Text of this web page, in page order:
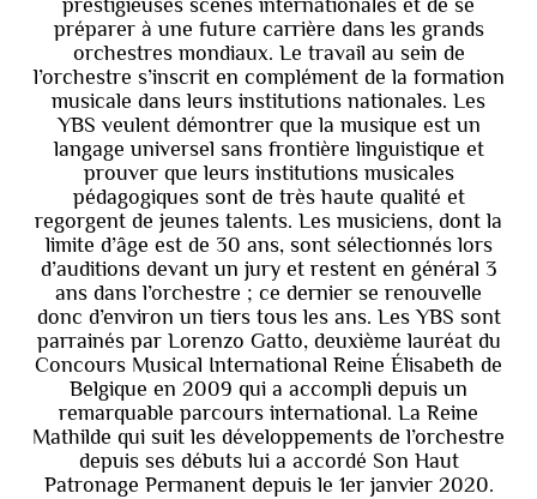
prestigieuses scènes internationales et de se
préparer à une future carrière dans les grands
orchestres mondiaux. Le travail au sein de
l’orchestre s’inscrit en complément de la formation
musicale dans leurs institutions nationales. Les
YBS veulent démontrer que la musique est un
langage universel sans frontière linguistique et
prouver que leurs institutions musicales
pédagogiques sont de très haute qualité et
regorgent de jeunes talents. Les musiciens, dont la
limite d’âge est de 30 ans, sont sélectionnés lors
d’auditions devant un jury et restent en général 3
ans dans l’orchestre ; ce dernier se renouvelle
donc d’environ un tiers tous les ans. Les YBS sont
parrainés par Lorenzo Gatto, deuxième lauréat du
Concours Musical International Reine Élisabeth de
Belgique en 2009 qui a accompli depuis un
remarquable parcours international. La Reine
Mathilde qui suit les développements de l’orchestre
depuis ses débuts lui a accordé Son Haut
Patronage Permanent depuis le 1er janvier 2020.